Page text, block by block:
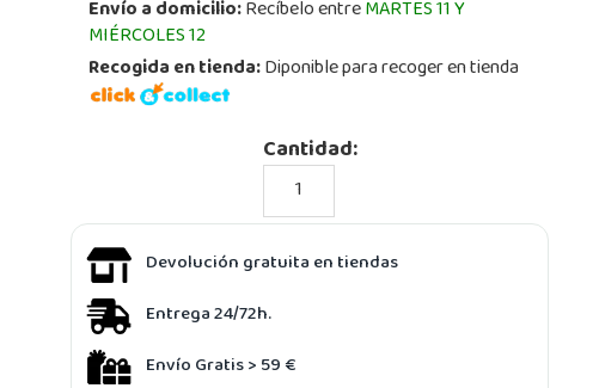
Envío a domicilio:Recíbelo entreMARTES 11 Y
MIÉRCOLES 12
Recogida en tienda:Diponible para recoger en tienda
Cantidad:
Devolución gratuita en tiendas
Entrega 24/72h.
Envío Gratis > 59 €